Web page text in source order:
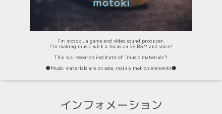
I'm motoki, a game and video sound producer.
I'm making music with a focus on SE,BGM and voice!
This is a research institute of "music materials"!
⚫️Music materials are on sale, mainly motion elements⚫️
インフォメーション